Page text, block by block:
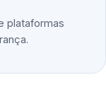
plataformas